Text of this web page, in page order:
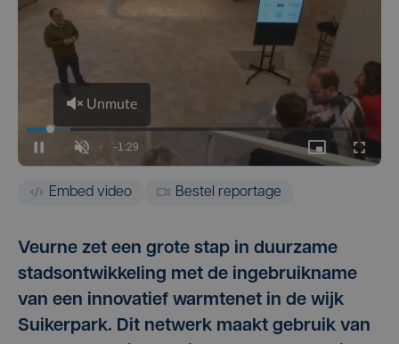
Embed video Bestel reportage
Veurne zet een grote stap in duurzame
stadsontwikkeling met de ingebruikname
van een innovatief warmtenet in de wijk
Suikerpark. Dit netwerk maakt gebruik van